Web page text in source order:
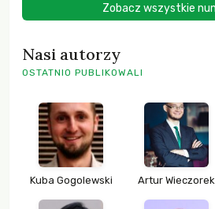
Zobacz wszystkie
Nasi autorzy
OSTATNIO PUBLIKOWALI
Kuba Gogolewski Artur Wieczorek